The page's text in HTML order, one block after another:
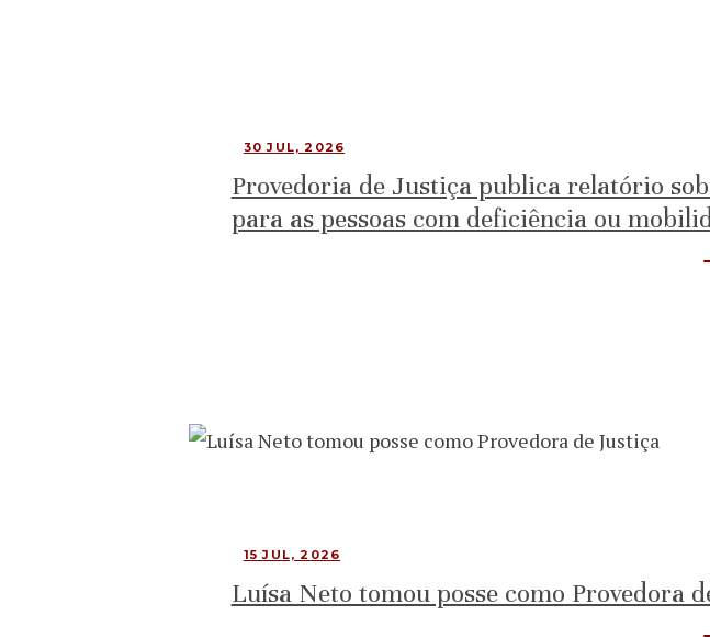
30 JUL, 2026
Provedoria de Justiça publica relatório
para as pessoas com deficiência ou
15 JUL, 2026
Luísa Neto tomou posse como Provedora